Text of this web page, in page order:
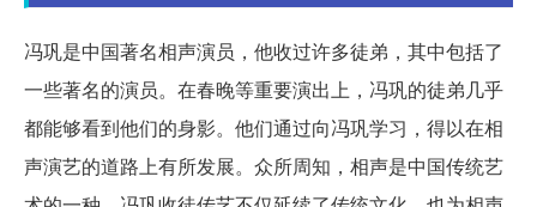
冯巩是中国著名相声演员，他收过许多徒弟，其中包括了
一些著名的演员。在春晚等重要演出上，冯巩的徒弟几乎
都能够看到他们的身影。他们通过向冯巩学习，得以在相
声演艺的道路上有所发展。众所周知，相声是中国传统艺